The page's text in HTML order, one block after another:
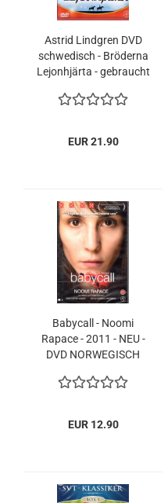
Astrid Lindgren DVD
schwedisch - Bröderna
Lejonhjärta - gebraucht
EUR 21.90
Babycall - Noomi
Rapace - 2011 - NEU -
DVD NORWEGISCH
EUR 12.90